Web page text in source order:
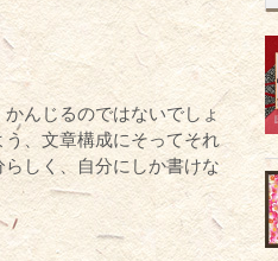
んじるのではないでしょ
、文章構成にそってそれ
しく、自分にしか書けな